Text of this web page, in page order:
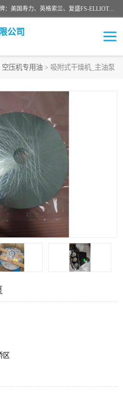
绍兴金戈贸易有限公司主要经营品牌：美国寿力、英格索兰、复盛FS-ELLIOTT，库伯COOPER、阿特拉斯等品牌空压机及配件销售；承接全厂空气压缩机管理、维护保养；节能改造；气体干燥机销售、维护、维修、保养。销售各种品牌空压机空气滤芯、油滤芯、油气分离器；精密过滤器滤芯；除油雾滤芯；抽真空滤芯，消音器，疏水器。劳务承接：全厂空压机维修保养工程，安装工程；移机或汰换工程；节能改造工程等。
公司
空压机专用油 > 吸附式干燥机_主油泵
区
闽台富源特种陶瓷
英格索兰离心机空滤芯
库伯卡麦隆离心机零件
离心式压缩机高速转子组
CAMERON空压机显示屏